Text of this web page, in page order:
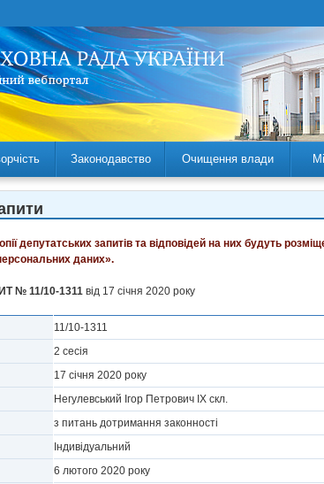
Законодавство Очищення влади
депутатських запитів та відповідей на них будуть
даних».
№ 11/10-1311 від 17 сiчня 2020 року
11/10-1311
2 сесія
17 сiчня 2020 року
Негулевський Ігор Петрович IX скл.
з питань дотримання законності
Індивідуальний
6 лютого 2020 року